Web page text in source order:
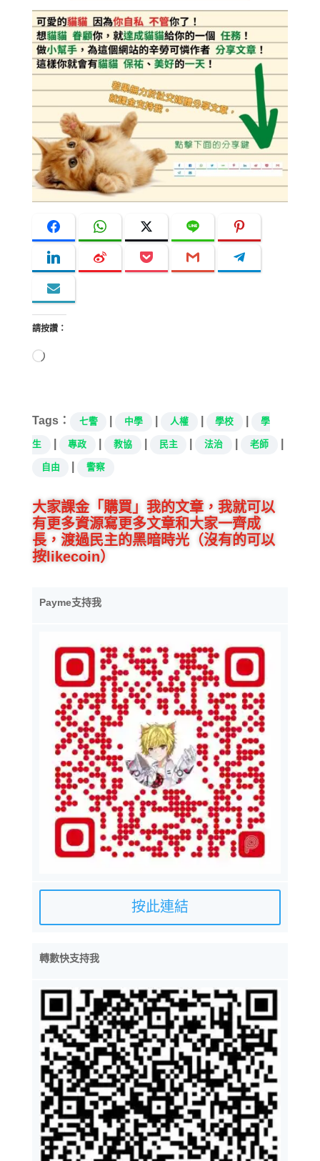
請按讚：
正
Tags： 七警 中學 人權 學校 學
生 專政 教協 民主 法治 老師
自由 警察
大家課金「購買」我的文章，我就可以
有更多資源寫更多文章和大家一齊成
長，渡過民主的黑暗時光（沒有的可以
按likecoin）
Payme支持我
按此連結
轉數快支持我